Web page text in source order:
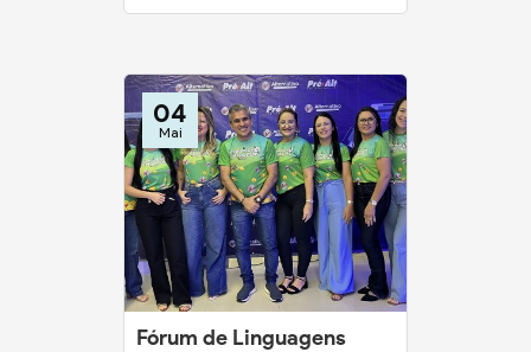
04
Mai
Fórum de Linguagens